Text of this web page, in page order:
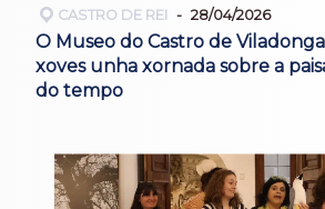
CASTRO DE REI 28/04/2026
O Museo do Castro de
xoves unha xornada sobre a
do tempo